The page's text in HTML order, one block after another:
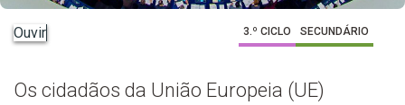
Ouvir 3.º CICLO SECUNDÁRIO
Os cidadãos da União Europeia (UE)